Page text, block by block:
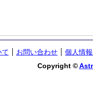
て お問い合わせ
個人情
Copyright ©